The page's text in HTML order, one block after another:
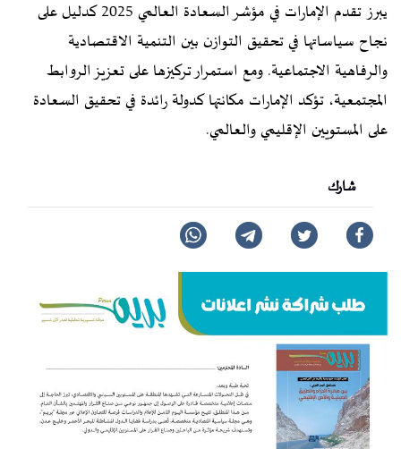
يبرز تقدم الإمارات في مؤشر السعادة العالمي 2025 كدليل على
نجاح سياساتها في تحقيق التوازن بين التنمية الاقتصادية
والرفاهية الاجتماعية. ومع استمرار تركيزها على تعزيز الروابط
المجتمعية، تؤكد الإمارات مكانتها كدولة رائدة في تحقيق السعادة
على المستويين الإقليمي والعالمي.
شارك